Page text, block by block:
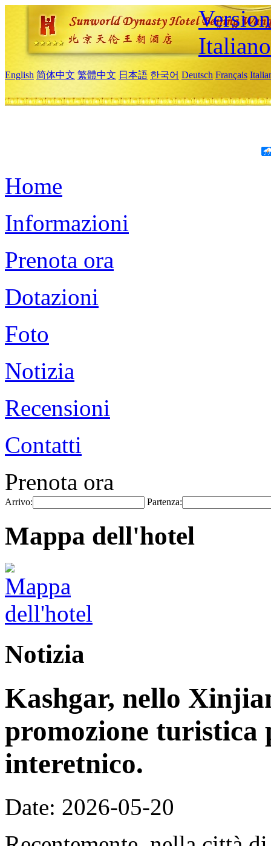
Italiano
English 简体中文 繁體中文 日本語 한국어 Deutsch Français
Home
Informazioni
Prenota ora
Dotazioni
Foto
Notizia
Recensioni
Contatti
Prenota ora
Arrivo: Partenza:
Mappa dell'hotel
Notizia
Kashgar, nello
promozione turistica
interetnico.
Date: 2026-05-20